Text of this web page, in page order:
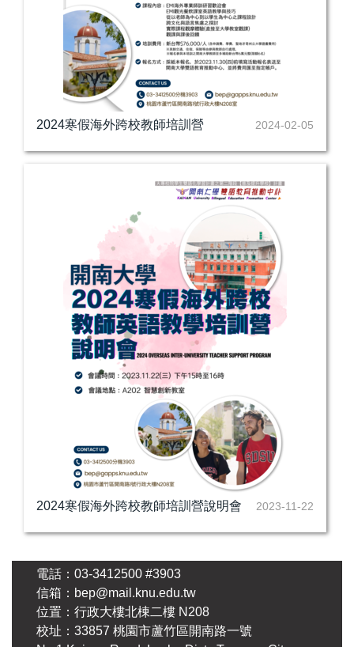
2024寒假海外跨校教師培訓營 2024-02-05
2024寒假海外跨校教師培訓營說明會 2023-11-22
電話：03-3412500 #3903
信箱：bep@mail.knu.edu.tw
位置：行政大樓北棟二樓 N208
校址：33857 桃園市蘆竹區開南路一號